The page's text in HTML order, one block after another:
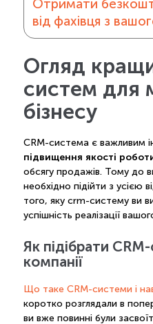
Отримати
від фахівця з
Огляд
систем для
бізнесу
CRM-система є важливим
підвищення якості
обсягу продажів. Тому до
необхідно підійти з усією
того, яку crm-систему ви
успішність реалізації
Як підібрати
компанії
Що таке CRM-системи і
коротко розглядали в
ви вже повинні були